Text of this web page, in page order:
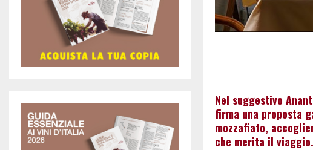
Nel suggestivo
firma una proposta
mozzafiato,
che merita il viaggio.